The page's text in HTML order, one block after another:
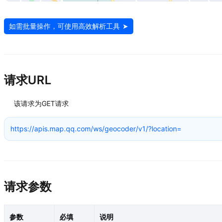
如需批量操作，可使用高效解析工具 ➤
请求URL
该请求为GET请求
https://apis.map.qq.com/ws/geocoder/v1/?location=
请求参数
参数 必填 说明